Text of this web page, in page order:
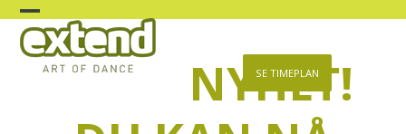
Skip
content
Open
mobile
Close
mobile
SE TIMEPLAN
NYHET!